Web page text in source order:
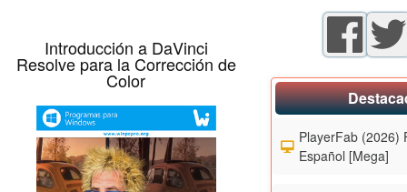
Introducción a DaVinci
Resolve para la Corrección de
Color
PlayerFab (2026)
Español [Mega]